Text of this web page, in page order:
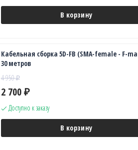
В корзину
Кабельная сборка 5D-FB (SMA-female - F-
30 метров
4 950₽
2 700 ₽
Доступно к заказу
В корзину